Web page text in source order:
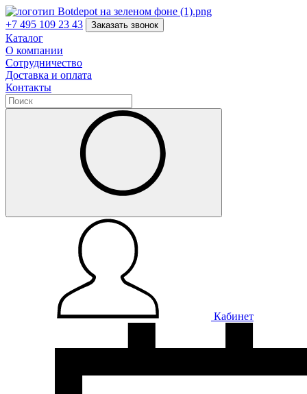
+7 495 109 23 43 Заказать звонок
Каталог
О компании
Сотрудничество
Доставка и оплата
Контакты
Кабинет